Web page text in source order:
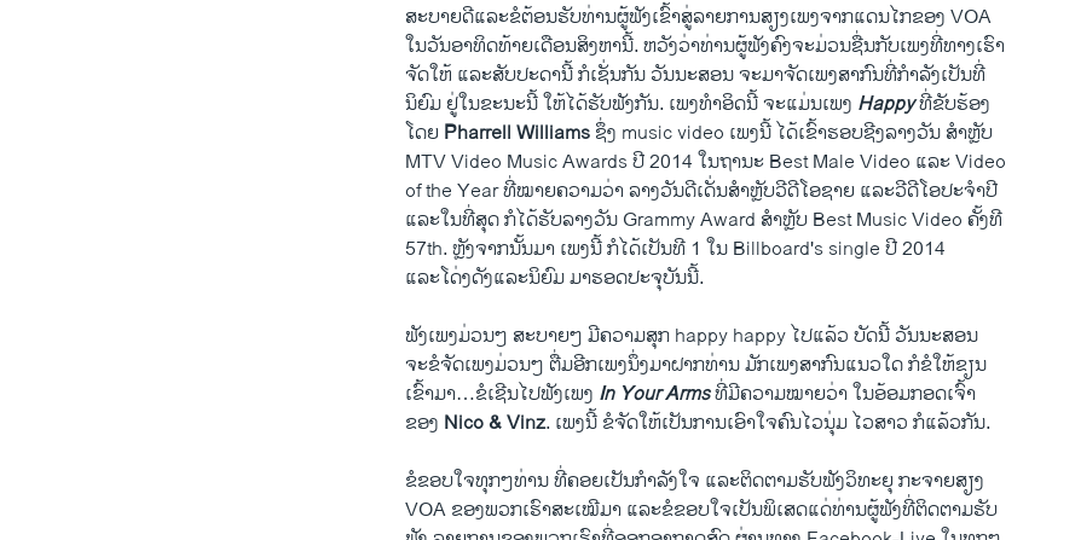
ສະບາຍດີ​ແລະຂໍ​ຕ້ອນຮັບ​ທ່ານ​ຜູ້​ຟັງ​ເຂົ້າ​ສູ່​ລາຍການ​ສຽງ​ເພງ​ຈາກ​ແດນ​ໄກ​ຂອງ VOA
​ໃນ​ວັນ​ອາທິດ​ທ້າຍ​ເດືອນ​ສິງ​ຫາ​ນີ້.​ ຫວັງ​ວ່າ​ທ່ານ​ຜູ້​ຟັງຄົງ​ຈະ​ມ່ວນ​ຊື່ນ​ກັບ​ເພງ​ທີ່​ທາງເຮົາ
ຈັດ​ໃຫ້ ​ແລະ​ສັບປະດາ​ນີ້ ກໍ​ເຊັ່ນ​ກັນ ວັນນະ​ສອນ ຈະມາ​ຈັດ​ເພງ​ສາກົນ​ທີ່​ກຳລັງ​ເປັນ​ທີ່​
ນິຍົມ ຢູ່​ໃນ​ຂະນະ​ນີ້ ​ໃຫ້​ໄດ້​ຮັບ​ຟັງ​ກັນ. ​ເພງ​ທຳ​ອິດ​ນີ້ ຈະ​ແມ່ນ​ເພງ Happyທີ່​ຂັບ​ຮ້ອງ​
ໂດຍ Pharrell Williamsຊຶ່ງ music video ​ເພງ​ນີ້ ​ໄດ້ເຂົ້າຮອບຊີງ​ລາງວັນ ສຳ​ຫຼັບ
MTV Video Music Awards ປີ 2014 ​ໃນ​ຖານະ Best Male Video ​ແລະ Video
of the Year ​ທີ່​ໝາຍ​ຄວາມ​ວ່າ ລາງວັນ​ດີ​ເດັ່ນ​ສຳ​ຫຼັບ​ວີ​ດີ​ໂອຊາຍ​ ​ແລະ​ວີ​ດີ​ໂອ​ປະຈຳ​ປີ
​ແລະ​ໃນ​ທີ່​ສຸດ ກໍ​ໄດ້​ຮັບ​ລາງວັນ Grammy Award ສຳ​ຫຼັບ Best Music Video ຄັ້ງ​ທີ
57th. ຫຼັງ​ຈາກ​ນັ້ນ​ມາ ​ເພງ​ນີ້ ກໍ​ໄດ້ເປັນ​ທີ 1 ​ໃນ Billboard's single ປີ 2014 ​
ແລະໂດ່ງດັງ​ແລະ​ນິຍົມ ມາ​ຮອດ​ປະຈຸ​ບັນ​ນີ້.
ຟັງ​ເພງມ່ວນໆ ສະບາຍໆ ມີ​ຄວາມສຸກ happy happy ​ໄປ​ແລ້ວ ບັດ​ນີ້ ວັນນະ​ສອນ
ຈະຂໍ​ຈັດ​ເພງ​ມ່ວນໆ ຕື່ມ​ອີກເພງ​ນຶ່ງ​ມາຝາກ​ທ່ານ​ ມັກ​ເພງ​ສາກົນ​ແນວ​ໃດ ກໍ​ຂໍ​ໃຫ້​ຂຽນ​
ເຂົ້າ​ມາ…ຂໍ​ເຊີນ​ໄປ​ຟັງ​ເພງ In Your Armsທີ່​ມີ​ຄວາມ​ໝາຍວ່າ ​ໃນ​ອ້ອມ​ກອດ​ເຈົ້າ
ຂອງ Nico & Vinz. ​ເພງ​ນີ້ ຂໍ​ຈັດ​ໃຫ້​ເປັນ​ການເອົາ​ໃຈ​ຄົນ​ໄວ​ນຸ່ມ ​ໄວ​ສາວ ກໍ​ແລ້ວ​ກັນ.
ຂໍຂອບໃຈທຸກໆທ່ານ ທີ່​ຄອຍ​ເປັນ​ກຳລັງ​ໃຈ ​ແລະ​ຕິດຕາມ​ຮັບ​ຟັງ​ວິທະຍຸ ກະຈາຍສຽງ
VOA ​ຂອງ​ພວກເຮົາສະ​ເໝີ​ມາ ​ແລະ​ຂໍ​ຂອບ​ໃຈ​ເປັນ​ພິ​ເສດ​ແດ່​ທ່ານ​ຜູ້​ຟັງ​ທີ່​ຕິດຕາມ​ຮັບ​